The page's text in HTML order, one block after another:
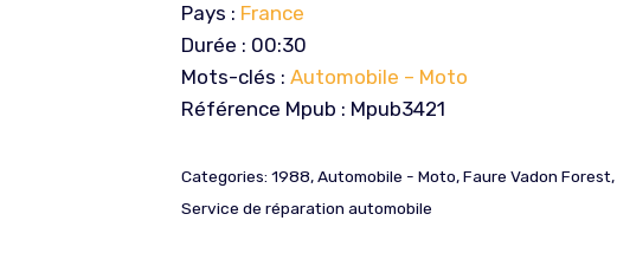
Pays : France
Durée : 00:30
Mots-clés : Automobile – Moto
Référence Mpub : Mpub3421
Categories: 1988,Automobile - Moto,Faure Vadon Forest,
Service de réparation automobile